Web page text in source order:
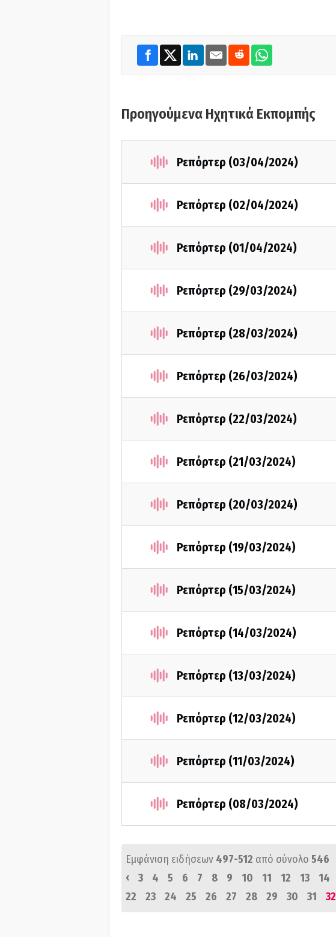
Προηγούμενα Ηχητικά Εκπομπής
Ρεπόρτερ (03/04/2024)
Ρεπόρτερ (02/04/2024)
Ρεπόρτερ (01/04/2024)
Ρεπόρτερ (29/03/2024)
Ρεπόρτερ (28/03/2024)
Ρεπόρτερ (26/03/2024)
Ρεπόρτερ (22/03/2024)
Ρεπόρτερ (21/03/2024)
Ρεπόρτερ (20/03/2024)
Ρεπόρτερ (19/03/2024)
Ρεπόρτερ (15/03/2024)
Ρεπόρτερ (14/03/2024)
Ρεπόρτερ (13/03/2024)
Ρεπόρτερ (12/03/2024)
Ρεπόρτερ (11/03/2024)
Ρεπόρτερ (08/03/2024)
Εμφάνιση ειδήσεων 497-512 από σύνολο 546
‹
3 4 5 6 7 8 9 10 11 12 13 14
22
23 24 25 26 27 28 29 30 31 32